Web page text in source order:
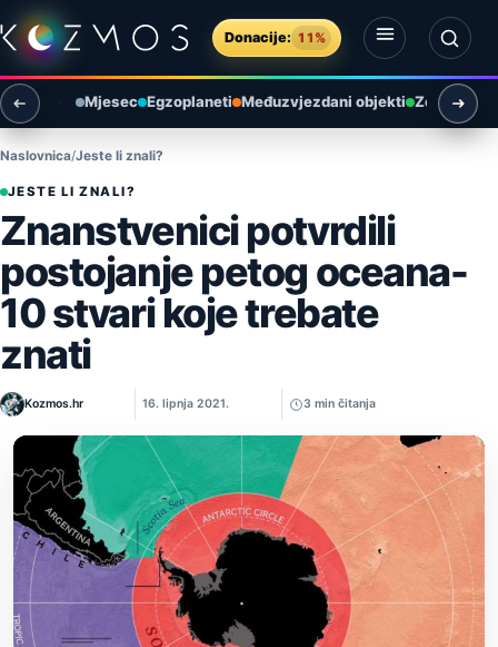
Preskoči na sadržaj
Donacije: 11%
Otvori izbornik
Otvori pretragu
Mjesec Egzoplaneti Međuzvjezdani objekti Zemlja i
Naslovnica Jeste li znali?
JESTE LI ZNALI?
Znanstvenici potvrdili
postojanje petog oceana-
10 stvari koje trebate
znati
Kozmos.hr 16. lipnja 2021. 3 min čitanja